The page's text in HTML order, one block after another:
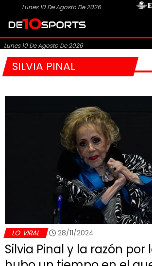
Lunes 10 De Agosto De 2026
Lunes 10 De Agosto De 2026
SILVIA PINAL
LO VIRAL 28/11/2024
Silvia Pinal y la razón por